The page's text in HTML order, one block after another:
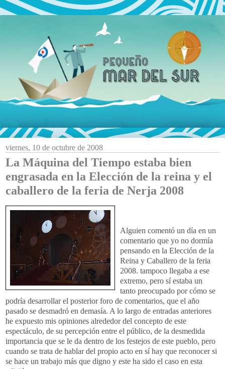
viernes, 10 de octubre de 2008
La Máquina del Tiempo estaba bien
engrasada en la Elección de la reina y el
caballero de la feria de Nerja 2008
Alguien comentó un día en un
comentario que yo no dormía
pensando en la Elección de la
Reina y Caballero de la feria
2008. tampoco llegaba a ese
extremo, pero sí estaba un
tanto preocupado por cómo se
podría desarrollar el posterior foro de comentarios, que el año
pasado se desmadró en demasía. A lo largo de entradas anteriores
he expuesto mis opiniones alrededor del concepto de este
espectáculo, de su percepción entre el público, de la desmedida
importancia que se le da dentro de los festejos de este pueblo, pero
cuando se trata de hablar del propio acto en sí hay que reconocer si
se hace un trabajo más que digno y este ha sido el caso en esta